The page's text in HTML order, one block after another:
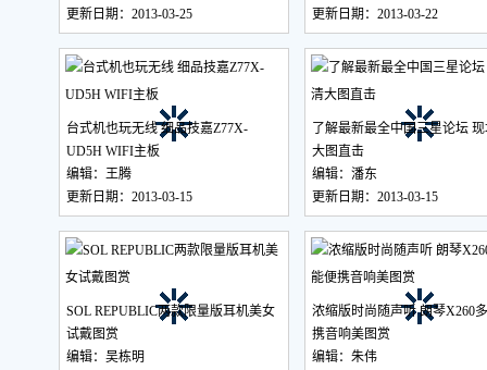
更新日期：2013-03-25
更新日期：2013-03-22
台式机也玩无线 细品技嘉Z77X-
UD5H WIFI主板
编辑：王腾
更新日期：2013-03-15
了解最新最全中国三星论坛
大图直击
编辑：潘东
更新日期：2013-03-15
SOL REPUBLIC两款限量版耳机美女
试戴图赏
编辑：吴栋明
浓缩版时尚随声听 朗琴X260
携音响美图赏
编辑：朱伟